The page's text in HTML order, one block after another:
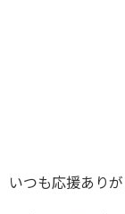
いつも応援あり